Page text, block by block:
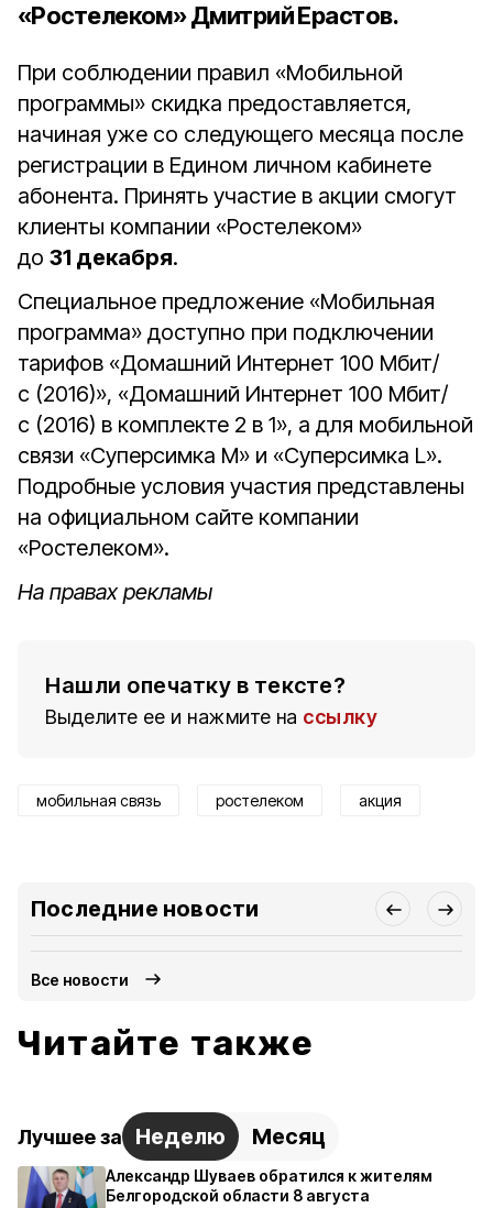
«Ростелеком» Дмитрий Ерастов.
При соблюдении правил «Мобильной
программы» скидка предоставляется,
начиная уже со следующего месяца после
регистрации в Едином личном кабинете
абонента. Принять участие в акции смогут
клиенты компании «Ростелеком»
до 31 декабря.
Специальное предложение «Мобильная
программа» доступно при подключении
тарифов «Домашний Интернет 100 Мбит/
с (2016)», «Домашний Интернет 100 Мбит/
с (2016) в комплекте 2 в 1», а для мобильной
связи «Суперсимка M» и «Суперсимка L».
Подробные условия участия представлены
на официальном сайте компании
«Ростелеком».
На правах рекламы
Нашли опечатку в тексте?
Выделите ее и нажмите на ссылку
мобильная связь ростелеком акция
Последние новости
Все новости
Читайте также
Лучшее за Неделю Месяц
Александр Шуваев обратился к жителям
Белгородской области 8 августа